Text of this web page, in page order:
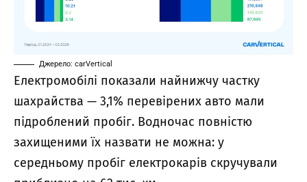
Джерело: carVertical
Електромобілі показали найнижчу частку
шахрайства — 3,1% перевірених авто мали
підроблений пробіг. Водночас повністю
захищеними їх назвати не можна: у
середньому пробіг електрокарів скручували